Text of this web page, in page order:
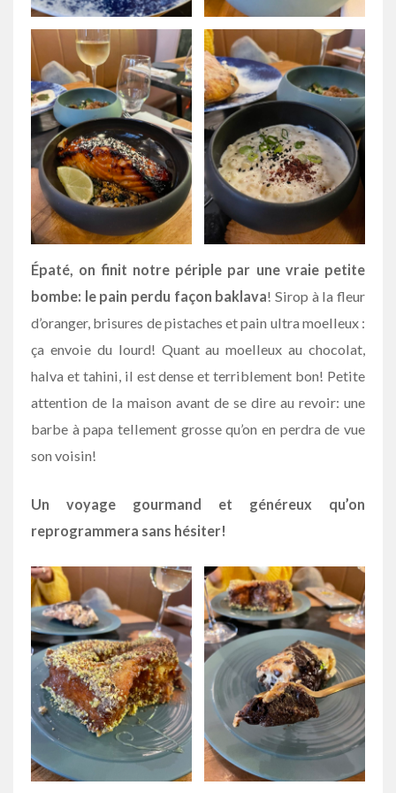
Épaté, on finit notre périple par une vraie petite
bombe: le pain perdu façon baklava! Sirop à la fleur
d’oranger, brisures de pistaches et pain ultra moelleux :
ça envoie du lourd! Quant au moelleux au chocolat,
halva et tahini, il est dense et terriblement bon! Petite
attention de la maison avant de se dire au revoir: une
barbe à papa tellement grosse qu’on en perdra de vue
son voisin!
Un voyage gourmand et généreux qu’on
reprogrammera sans hésiter!